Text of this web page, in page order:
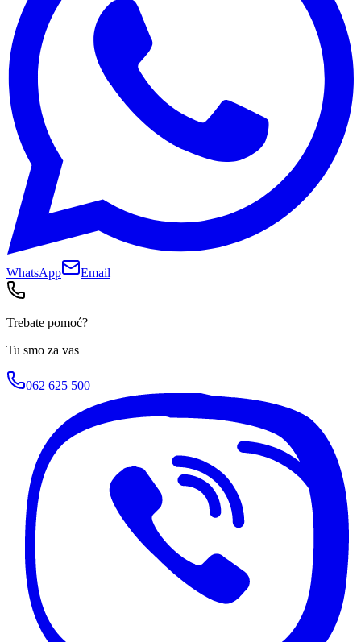
WhatsApp Email
Trebate pomoć?
Tu smo za vas
062 625 500